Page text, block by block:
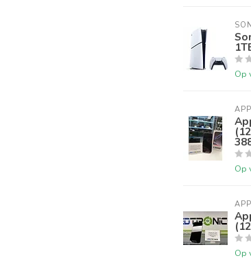
Op
Op
Op